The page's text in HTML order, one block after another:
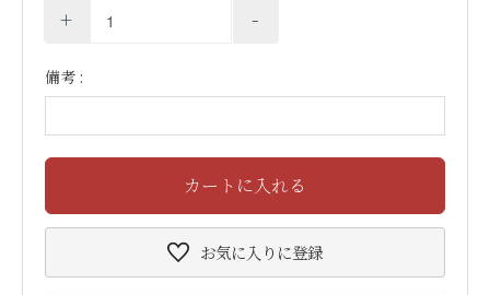
+ -
備考:
カートに入れる
お気に入り に登録